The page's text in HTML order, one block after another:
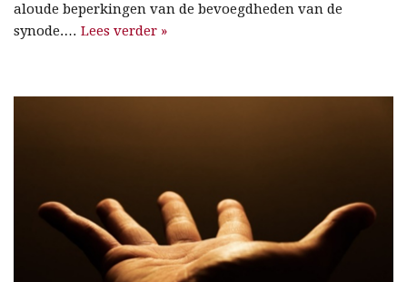
aloude beperkingen van de bevoegdheden van de
synode.… Lees verder »